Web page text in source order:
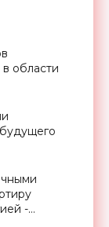
области
-